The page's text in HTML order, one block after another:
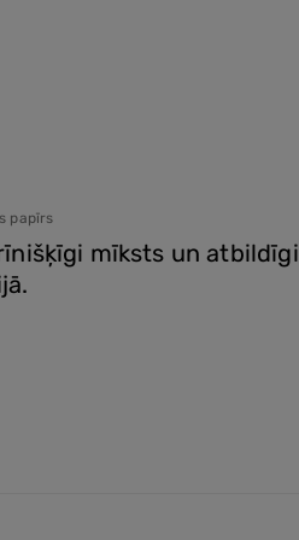
papīrs
mīksts un atbildīgi